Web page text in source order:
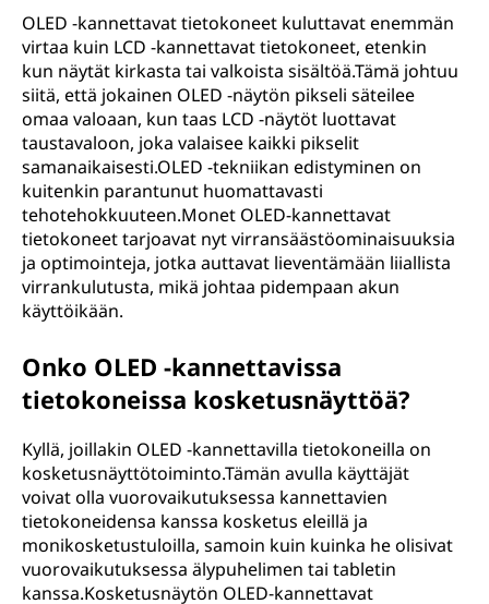
OLED -kannettavat tietokoneet kuluttavat enemmän
virtaa kuin LCD -kannettavat tietokoneet, etenkin
kun näytät kirkasta tai valkoista sisältöä.Tämä johtuu
siitä, että jokainen OLED -näytön pikseli säteilee
omaa valoaan, kun taas LCD -näytöt luottavat
taustavaloon, joka valaisee kaikki pikselit
samanaikaisesti.OLED -tekniikan edistyminen on
kuitenkin parantunut huomattavasti
tehotehokkuuteen.Monet OLED-kannettavat
tietokoneet tarjoavat nyt virransäästöominaisuuksia
ja optimointeja, jotka auttavat lieventämään liiallista
virrankulutusta, mikä johtaa pidempaan akun
käyttöikään.
Onko OLED -kannettavissa
tietokoneissa kosketusnäyttöä?
Kyllä, joillakin OLED -kannettavilla tietokoneilla on
kosketusnäyttötoiminto.Tämän avulla käyttäjät
voivat olla vuorovaikutuksessa kannettavien
tietokoneidensa kanssa kosketus eleillä ja
monikosketustuloilla, samoin kuin kuinka he olisivat
vuorovaikutuksessa älypuhelimen tai tabletin
kanssa.Kosketusnäytön OLED-kannettavat